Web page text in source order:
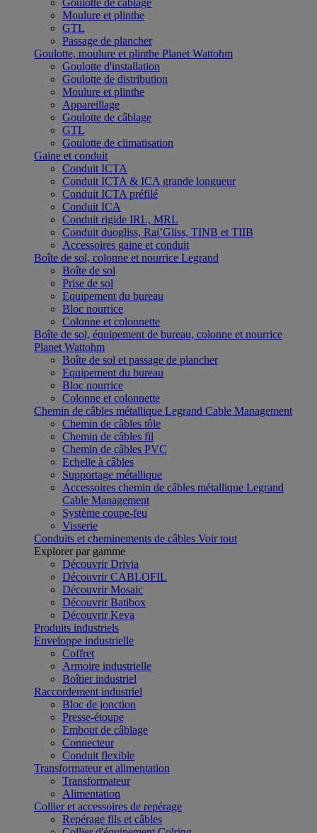
Goulotte de câblage
Moulure et plinthe
GTL
Passage de plancher
Goulotte, moulure et plinthe Planet Wattohm
Goulotte d'installation
Goulotte de distribution
Moulure et plinthe
Appareillage
Goulotte de câblage
GTL
Goulotte de climatisation
Gaine et conduit
Conduit ICTA
Conduit ICTA & ICA grande longueur
Conduit ICTA préfilé
Conduit ICA
Conduit rigide IRL, MRL
Conduit duogliss, Rai’Gliss, TINB et TIIB
Accessoires gaine et conduit
Boîte de sol, colonne et nourrice Legrand
Boîte de sol
Prise de sol
Equipement du bureau
Bloc nourrice
Colonne et colonnette
Boîte de sol, équipement de bureau, colonne et nourrice
Planet Wattohm
Boîte de sol et passage de plancher
Equipement du bureau
Bloc nourrice
Colonne et colonnette
Chemin de câbles métallique Legrand Cable Management
Chemin de câbles tôle
Chemin de câbles fil
Chemin de câbles PVC
Echelle à câbles
Supportage métallique
Accessoires chemin de câbles métallique Legrand
Cable Management
Système coupe-feu
Visserie
Conduits et cheminements de câbles Voir tout
Explorer par gamme
Découvrir Drivia
Découvrir CABLOFIL
Découvrir Mosaic
Découvrir Batibox
Découvrir Keva
Produits industriels
Enveloppe industrielle
Coffret
Armoire industrielle
Boîtier industriel
Raccordement industriel
Bloc de jonction
Presse-étoupe
Embout de câblage
Connecteur
Conduit flexible
Transformateur et alimentation
Transformateur
Alimentation
Collier et accessoires de repérage
Repérage fils et câbles